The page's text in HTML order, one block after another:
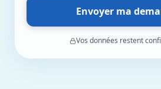
Envoyer ma
Vos données restent